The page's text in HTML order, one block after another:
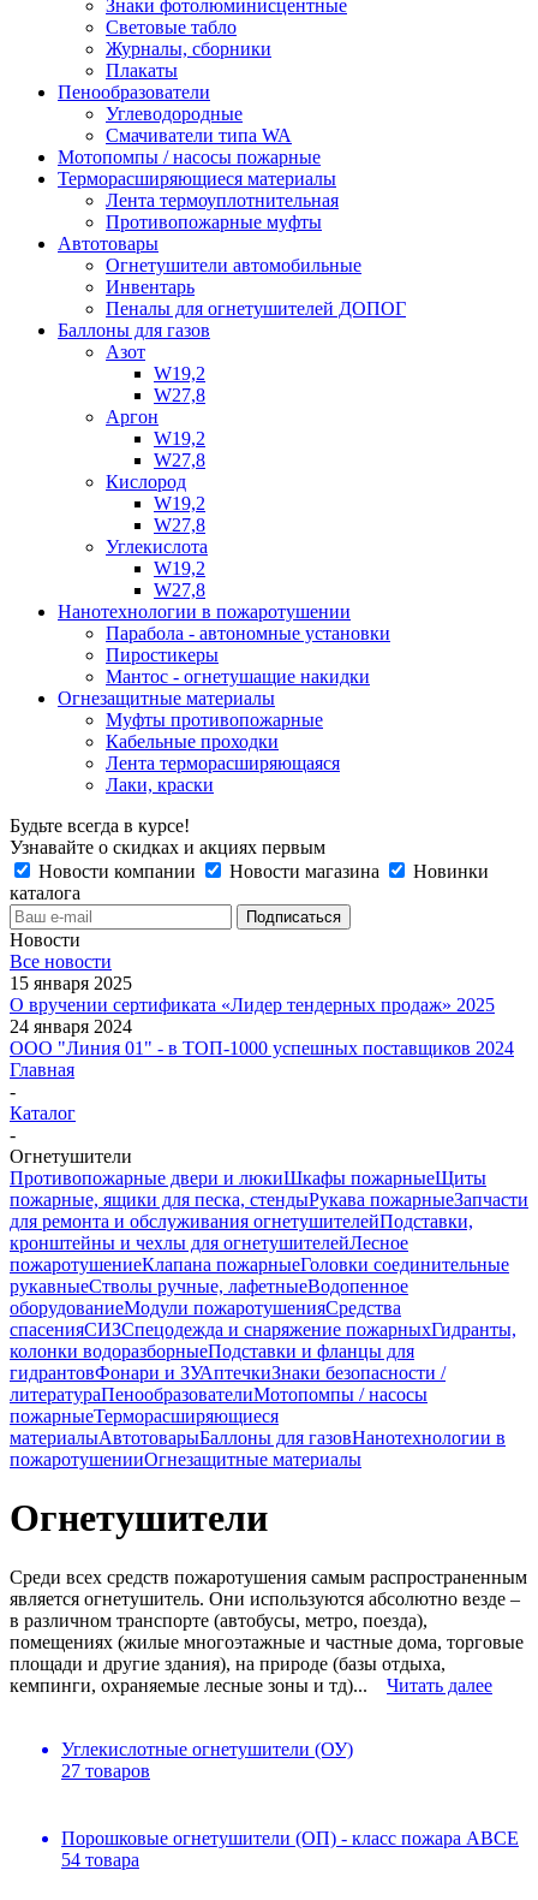
Знаки фотолюминисцентные
Световые табло
Журналы, сборники
Плакаты
Пенообразователи
Углеводородные
Смачиватели типа WA
Мотопомпы / насосы пожарные
Терморасширяющиеся материалы
Лента термоуплотнительная
Противопожарные муфты
Автотовары
Огнетушители автомобильные
Инвентарь
Пеналы для огнетушителей ДОПОГ
Баллоны для газов
Азот
W19,2
W27,8
Аргон
W19,2
W27,8
Кислород
W19,2
W27,8
Углекислота
W19,2
W27,8
Нанотехнологии в пожаротушении
Парабола - автономные установки
Пиростикеры
Мантос - огнетушащие накидки
Огнезащитные материалы
Муфты противопожарные
Кабельные проходки
Лента терморасширяющаяся
Лаки, краски
Будьте всегда в курсе!
Узнавайте о скидках и акциях первым
Новости компании
Новости магазина
Новинки
каталога
Новости
Все новости
15 января 2025
О вручении сертификата «Лидер тендерных продаж» 2025
24 января 2024
ООО "Линия 01" - в ТОП-1000 успешных поставщиков 2024
Главная
-
Каталог
-
Огнетушители
Противопожарные двери и люкиШкафы пожарныеЩиты
пожарные, ящики для песка, стендыРукава пожарныеЗапчасти
для ремонта и обслуживания огнетушителейПодставки,
кронштейны и чехлы для огнетушителейЛесное
пожаротушениеКлапана пожарныеГоловки соединительные
рукавныеСтволы ручные, лафетныеВодопенное
оборудованиеМодули пожаротушенияСредства
спасенияСИЗСпецодежда и снаряжение пожарныхГидранты,
колонки водоразборныеПодставки и фланцы для
гидрантовФонари и ЗУАптечкиЗнаки безопасности /
литератураПенообразователиМотопомпы / насосы
пожарныеТерморасширяющиеся
материалыАвтотоварыБаллоны для газовНанотехнологии в
пожаротушенииОгнезащитные материалы
Огнетушители
Среди всех средств пожаротушения самым распространенным
является огнетушитель. Они используются абсолютно везде –
в различном транспорте (автобусы, метро, поезда),
помещениях (жилые многоэтажные и частные дома, торговые
площади и другие здания), на природе (базы отдыха,
кемпинги, охраняемые лесные зоны и тд)... Читать далее
Углекислотные огнетушители (ОУ)
27 товаров
Порошковые огнетушители (ОП) - класс пожара АВСЕ
54 товара